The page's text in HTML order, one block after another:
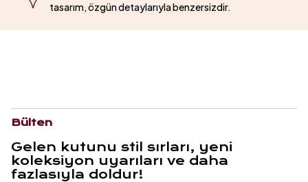
tasarım, özgün detaylarıyla benzersizdir.
Bülten
Gelen kutunu stil sırları, yeni
koleksiyon uyarıları ve daha
fazlasıyla doldur!